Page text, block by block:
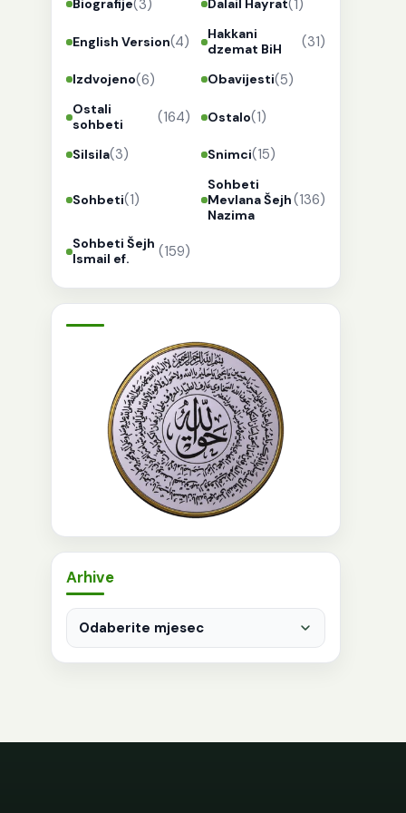
Biografije(3) Dalail Hayrat(1)
English Version(4)
Hakkani
dzemat BiH
(31)
Izdvojeno(6) Obavijesti(5)
Ostali
sohbeti
(164) Ostalo(1)
Silsila(3) Snimci(15)
Sohbeti(1)
Sohbeti
Mevlana Šejh
Nazima
(136)
Sohbeti Šejh
Ismail ef.
(159)
Arhive
Arhive